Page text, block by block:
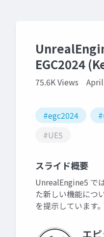
EGC2024
75.6K Views
#egc2024
#UE5
スライド概要
UnrealEngine5 で
た新しい機能につ
を提示しています。
エ